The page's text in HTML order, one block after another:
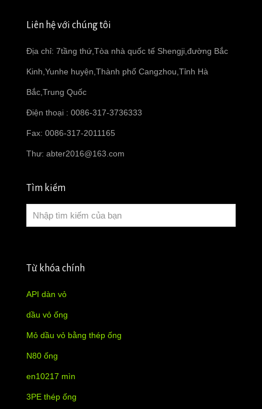
Liên hệ với chúng tôi
Địa chỉ: 7tầng thứ,Tòa nhà quốc tế Shengji,đường Bắc
Kinh,Yunhe huyện,Thành phố Cangzhou,Tỉnh Hà
Bắc,Trung Quốc
Điện thoại : 0086-317-3736333
Fax: 0086-317-2011165
Thư: abter2016@163.com
Tìm kiếm
Từ khóa chính
API dàn vỏ
dầu vỏ ống
Mỏ dầu vỏ bằng thép ống
N80 ống
en10217 mìn
3PE thép ống